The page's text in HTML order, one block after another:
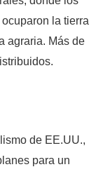
la tierra
agraria. Más de
de EE.UU.,
para un